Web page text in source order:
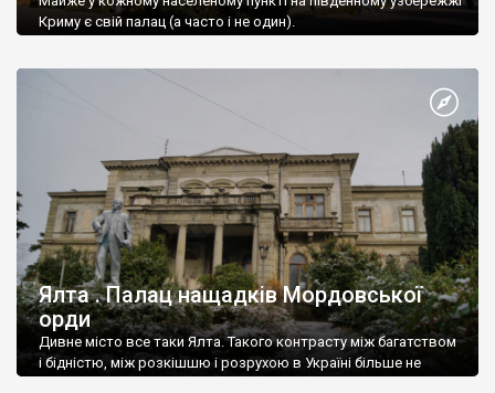
Криму є свій палац (а часто і не один).
Ялта . Палац нащадків Мордовської
орди
Дивне місто все таки Ялта. Такого контрасту між багатством
і бідністю, між розкішшю і розрухою в Україні більше не